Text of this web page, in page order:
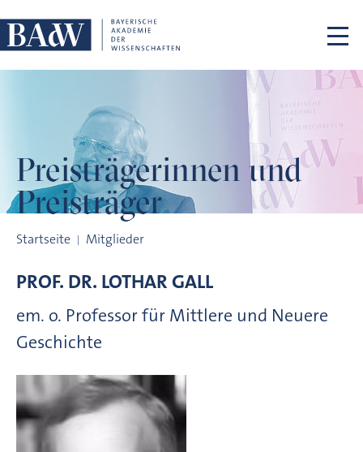
Preisträgerinnen und
Preisträger
Startseite Mitglieder
PROF. DR. LOTHARGALL
em. o. Professor für Mittlere und Neuere
Geschichte